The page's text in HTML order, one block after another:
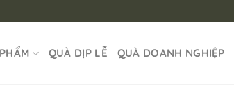
QUÀ DỊP LỄ QUÀ DOANH NGHIỆP